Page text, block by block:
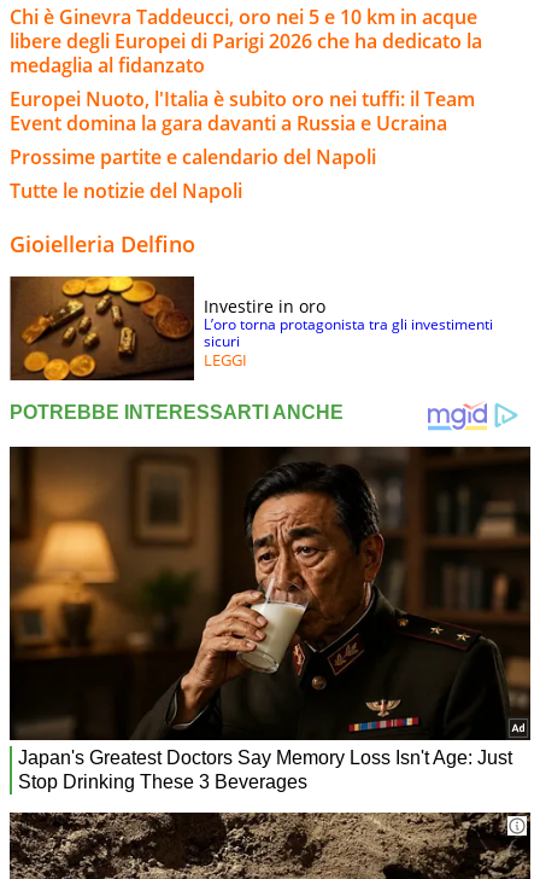
Chi è Ginevra Taddeucci, oro nei 5 e 10 km in acque
libere degli Europei di Parigi 2026 che ha dedicato la
medaglia al fidanzato
Europei Nuoto, l'Italia è subito oro nei tuffi: il Team
Event domina la gara davanti a Russia e Ucraina
Prossime partite e calendario del Napoli
Tutte le notizie del Napoli
Gioielleria Delfino
Investire in oro
L’oro torna protagonista tra gli investimenti
sicuri
LEGGI